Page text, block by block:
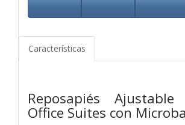
Características
Reposapiés Ajustable
Office Suites con